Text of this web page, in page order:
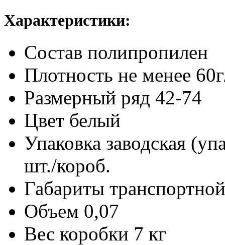
Характеристики:
Состав полипропилен
Плотность не менее
Размерный ряд 42-74
Цвет белый
Упаковка заводская
шт./короб.
Габариты
Объем 0,07
Вес коробки 7 кг